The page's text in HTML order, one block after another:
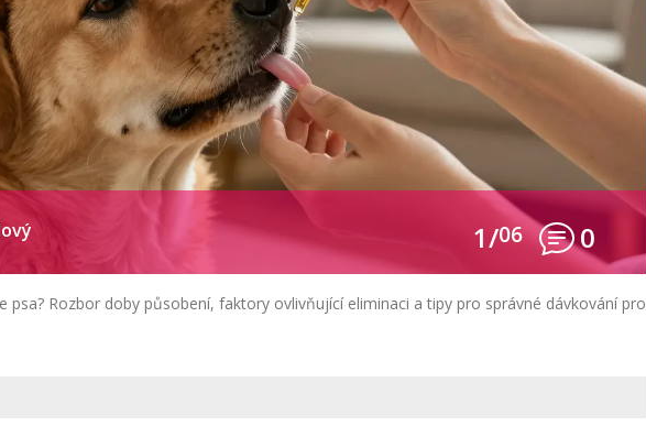
1/06 0
psa? Rozbor doby působení, faktory ovlivňující eliminaci a tipy pro správné dávkování pro